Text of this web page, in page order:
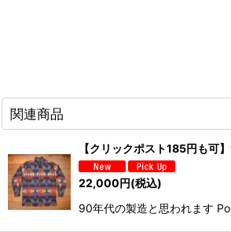
関連商品
【クリックポスト185円も可
22,000円(税込)
90年代の製造と思われます